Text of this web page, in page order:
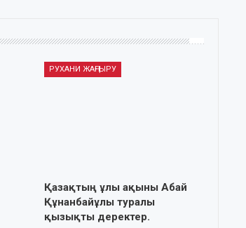
РУХАНИ ЖАҢҒЫРУ
Қазақтың ұлы ақыны Абай
Құнанбайұлы туралы
қызықты деректер.